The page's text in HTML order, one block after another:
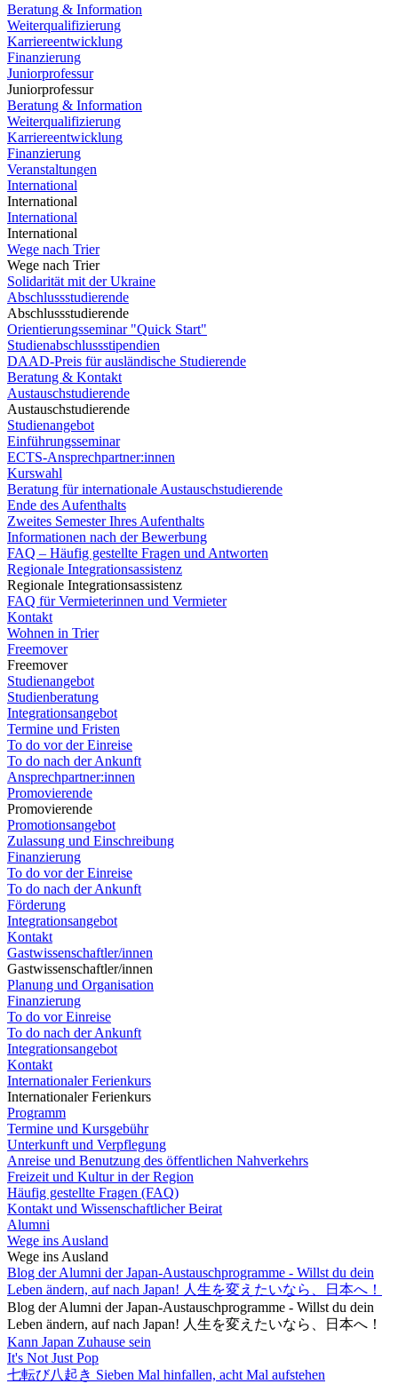
Beratung & Information
Weiterqualifizierung
Karriereentwicklung
Finanzierung
Juniorprofessur
Juniorprofessur
Beratung & Information
Weiterqualifizierung
Karriereentwicklung
Finanzierung
Veranstaltungen
International
International
International
International
Wege nach Trier
Wege nach Trier
Solidarität mit der Ukraine
Abschlussstudierende
Abschlussstudierende
Orientierungsseminar "Quick Start"
Studienabschlussstipendien
DAAD-Preis für ausländische Studierende
Beratung & Kontakt
Austauschstudierende
Austauschstudierende
Studienangebot
Einführungsseminar
ECTS-Ansprechpartner:innen
Kurswahl
Beratung für internationale Austauschstudierende
Ende des Aufenthalts
Zweites Semester Ihres Aufenthalts
Informationen nach der Bewerbung
FAQ – Häufig gestellte Fragen und Antworten
Regionale Integrationsassistenz
Regionale Integrationsassistenz
FAQ für Vermieterinnen und Vermieter
Kontakt
Wohnen in Trier
Freemover
Freemover
Studienangebot
Studienberatung
Integrationsangebot
Termine und Fristen
To do vor der Einreise
To do nach der Ankunft
Ansprechpartner:innen
Promovierende
Promovierende
Promotionsangebot
Zulassung und Einschreibung
Finanzierung
To do vor der Einreise
To do nach der Ankunft
Förderung
Integrationsangebot
Kontakt
Gastwissenschaftler/innen
Gastwissenschaftler/innen
Planung und Organisation
Finanzierung
To do vor Einreise
To do nach der Ankunft
Integrationsangebot
Kontakt
Internationaler Ferienkurs
Internationaler Ferienkurs
Programm
Termine und Kursgebühr
Unterkunft und Verpflegung
Anreise und Benutzung des öffentlichen Nahverkehrs
Freizeit und Kultur in der Region
Häufig gestellte Fragen (FAQ)
Kontakt und Wissenschaftlicher Beirat
Alumni
Wege ins Ausland
Wege ins Ausland
Blog der Alumni der Japan-Austauschprogramme - Willst du dein
Leben ändern, auf nach Japan! 人生を変えたいなら、日本へ！
Blog der Alumni der Japan-Austauschprogramme - Willst du dein
Leben ändern, auf nach Japan! 人生を変えたいなら、日本へ！
Kann Japan Zuhause sein
It's Not Just Pop
七転び八起き Sieben Mal hinfallen, acht Mal aufstehen